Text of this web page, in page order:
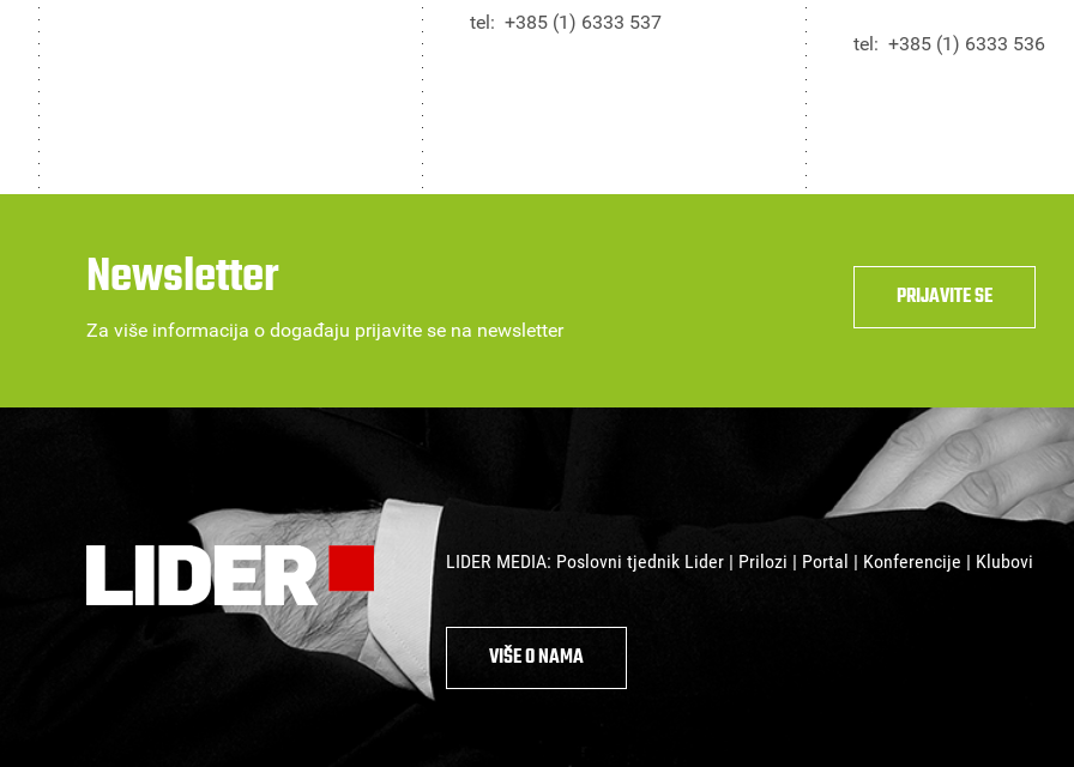
tel: +385 (1) 6333 537
tel: +385 (1) 6333 536
Newsletter
Za više informacija o događaju prijavite se na newsletter
PRIJAVITE SE
LIDER MEDIA: Poslovni tjednik Lider | Prilozi | Portal | Konferencije | Klubovi
VIŠE O NAMA